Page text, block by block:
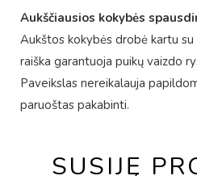
Aukščiausios kokybės
Aukštos kokybės drobė kartu
raiška garantuoja puikų vaizdo
Paveikslas nereikalauja
paruoštas pakabinti.
SUSIJĘ